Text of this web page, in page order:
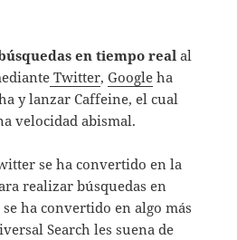
en tiempo real al
Twitter,Google ha
y lanzar Caffeine, el cual
velocidad abismal.
se ha convertido en la
realizar búsquedas en
ha convertido en algo más
Search les suena de